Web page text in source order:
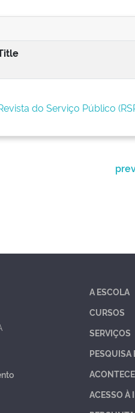
do Serviço Público
A ESCOLA
CURSOS
SERVIÇOS
PESQUISA
ACONTECE
ACESSO À